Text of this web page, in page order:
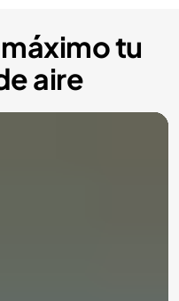
tu
aire